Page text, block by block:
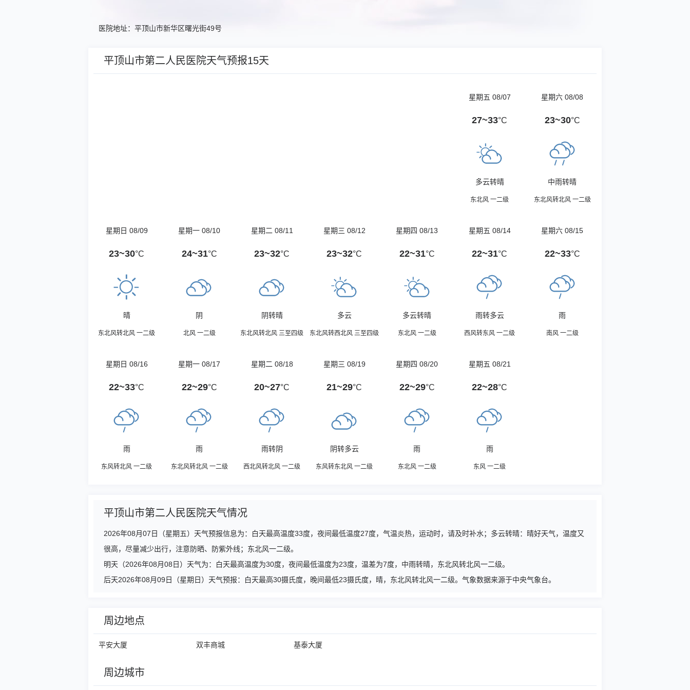
医院地址：平顶山市新华区曙光街49号
平顶山市第二人民医院天气预报15天
星期五 08/07
27~33°C
多云转晴
东北风 一二级
星期六 08/08
23~30°C
中雨转晴
东北风转北风 一二级
星期日 08/09
23~30°C
晴
东北风转北风 一二级
星期一 08/10
24~31°C
阴
北风 一二级
星期二 08/11
23~32°C
阴转晴
东北风转北风 三至四级
星期三 08/12
23~32°C
多云
东北风转西北风 三至四级
星期四 08/13
22~31°C
多云转晴
东北风 一二级
星期五 08/14
22~31°C
雨转多云
西风转东风 一二级
星期六 08/15
22~33°C
雨
南风 一二级
星期日 08/16
22~33°C
雨
东风转北风 一二级
星期一 08/17
22~29°C
雨
东北风转北风 一二级
星期二 08/18
20~27°C
雨转阴
西北风转北风 一二级
星期三 08/19
21~29°C
阴转多云
东风转东北风 一二级
星期四 08/20
22~29°C
雨
东北风 一二级
星期五 08/21
22~28°C
雨
东风 一二级
平顶山市第二人民医院天气情况
2026年08月07日（星期五）天气预报信息为：白天最高温度33度，夜间最低温度27度，气温炎热，运动时，请及时补水；多云转晴：晴好天气，温度又
很高，尽量减少出行，注意防晒、防紫外线；东北风一二级。
明天（2026年08月08日）天气为：白天最高温度为30度，夜间最低温度为23度，温差为7度，中雨转晴，东北风转北风一二级。
后天2026年08月09日（星期日）天气预报：白天最高30摄氏度，晚间最低23摄氏度，晴，东北风转北风一二级。气象数据来源于中央气象台。
周边地点
平安大厦 双丰商城 基泰大厦
周边城市